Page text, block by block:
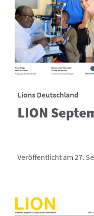
Lions Deutschland
LION
Veröffentlicht am 27.